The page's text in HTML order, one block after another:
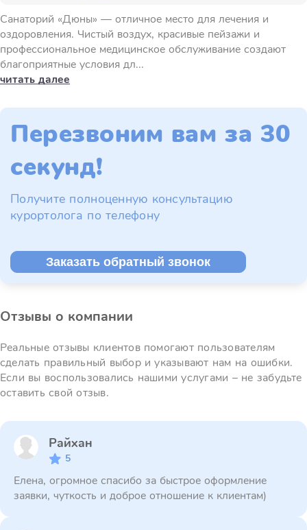
Санаторий «Дюны» — отличное место для лечения и
оздоровления. Чистый воздух, красивые пейзажи и
профессиональное медицинское обслуживание создают
благоприятные условия дл...
читать далее
Перезвоним вам за 30
секунд!
Получите полноценную консультацию
курортолога по телефону
Заказать обратный звонок
Отзывы о компании
Реальные отзывы клиентов помогают пользователям
сделать правильный выбор и указывают нам на ошибки.
Если вы воспользовались нашими услугами – не забудьте
оставить свой отзыв.
Райхан
5
Елена, огромное спасибо за быстрое оформление
заявки, чуткость и доброе отношение к клиентам)